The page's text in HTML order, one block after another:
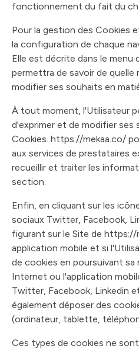
fonctionnement du fait du
Pour la gestion des Cookies
la configuration de chaque
Elle est décrite dans le menu
permettra de savoir de quelle
modifier ses souhaits en
À tout moment, l'Utilisateur
d'exprimer et de modifier ses
Cookies. https://mekaa.co/
aux services de prestataires
recueillir et traiter les
section.
Enfin, en cliquant sur les
sociaux Twitter, Facebook,
figurant sur le Site de https://
application mobile et si
de cookies en poursuivant sa
Internet ou l'application
Twitter, Facebook, Linkedin
également déposer des
(ordinateur, tablette,
Ces types de cookies ne